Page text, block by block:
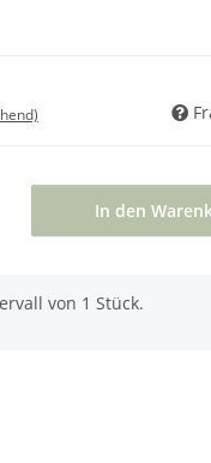
In den
von 1 Stück.